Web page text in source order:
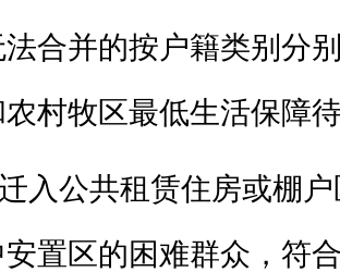
合并的按户籍类别分
村牧区最低生活保障
入公共租赁住房或棚
置区的困难群众，符